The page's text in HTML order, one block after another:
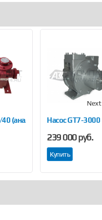
(аналог насоса НСВГ)
Насос GT7-3000
239 000 руб.
Купить
Next